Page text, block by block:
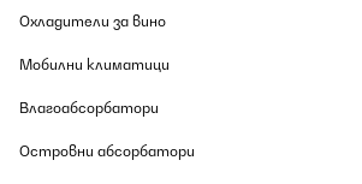
Охладители за вино
Мобилни климатици
Влагоабсорбатори
Островни абсорбатори